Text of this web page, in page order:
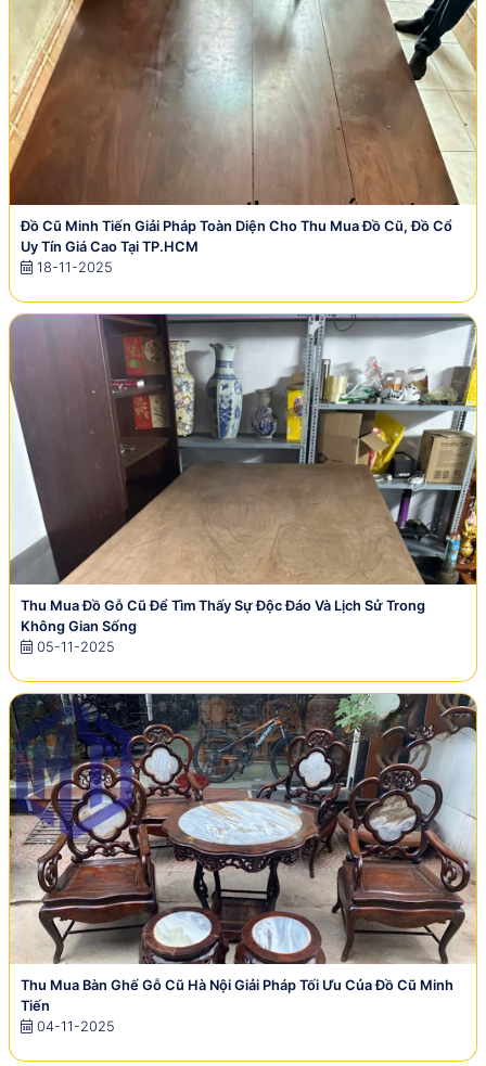
Đồ Cũ Minh Tiến Giải Pháp Toàn Diện Cho Thu Mua Đồ Cũ, Đồ Cổ
Uy Tín Giá Cao Tại TP.HCM
18-11-2025
Thu Mua Đồ Gỗ Cũ Để Tìm Thấy Sự Độc Đáo Và Lịch Sử Trong
Không Gian Sống
05-11-2025
Thu Mua Bàn Ghế Gỗ Cũ Hà Nội Giải Pháp Tối Ưu Của Đồ Cũ Minh
Tiến
04-11-2025